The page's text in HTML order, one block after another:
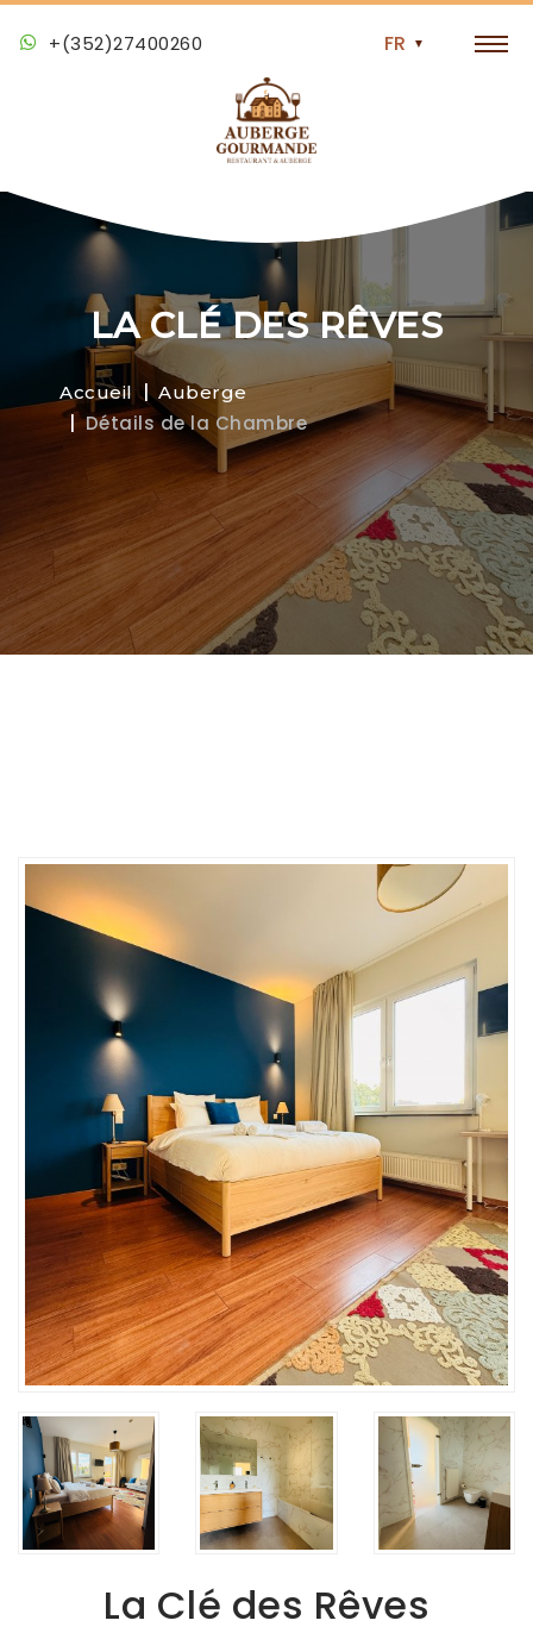
+(352)27400260
LA CLÉ DES RÊVES
Accueil Auberge
Détails de la Chambre
La Clé des Rêves